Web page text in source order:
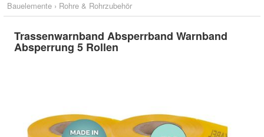
Bauelemente › Rohre & Rohrzubehör
Trassenwarnband Absperrband Warnband
Absperrung 5 Rollen